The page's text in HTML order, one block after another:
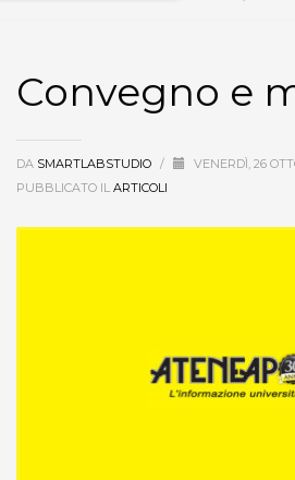
Convegno e
DA SMARTLABSTUDIO / VENERDÌ, 26
PUBBLICATO IL ARTICOLI